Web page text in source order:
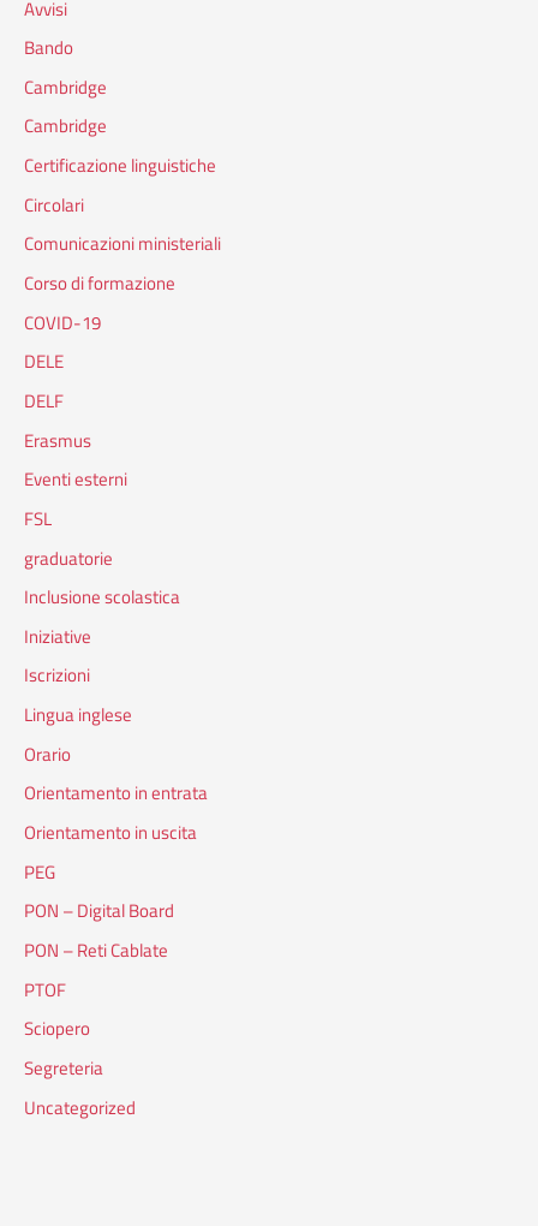
Avvisi
Bando
Cambridge
Cambridge
Certificazione linguistiche
Circolari
Comunicazioni ministeriali
Corso di formazione
COVID-19
DELE
DELF
Erasmus
Eventi esterni
FSL
graduatorie
Inclusione scolastica
Iniziative
Iscrizioni
Lingua inglese
Orario
Orientamento in entrata
Orientamento in uscita
PEG
PON – Digital Board
PON – Reti Cablate
PTOF
Sciopero
Segreteria
Uncategorized